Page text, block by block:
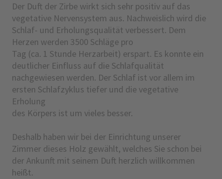
Der Duft der Zirbe wirkt sich sehr positiv auf das
vegetative Nervensystem aus. Nachweislich wird die
Schlaf- und Erholungsqualität verbessert. Dem
Herzen werden 3500 Schläge pro
Tag (ca. 1 Stunde Herzarbeit) erspart. Es konnte ein
deutlicher Einfluss auf die Schlafqualität
nachgewiesen werden. Der Schlaf ist vor allem im
ersten Schlafzyklus tiefer und die vegetative
Erholung
des Körpers ist um vieles besser.
Deshalb haben wir bei der Einrichtung unserer
Zimmer dieses Holz gewählt, welches Sie schon bei
der Ankunft mit seinem Duft herzlich willkommen
heißt.